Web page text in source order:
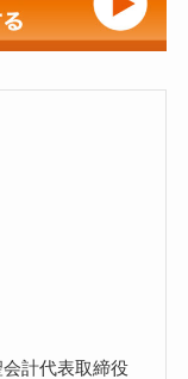
計代表取締役